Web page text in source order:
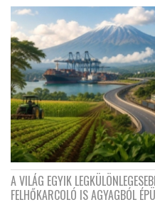
A VILÁG EGYIK
FELHŐKARCOLÓ IS AGYAGBÓL